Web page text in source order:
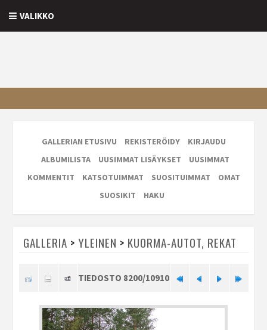
VALIKKO
GALLERIAN ETUSIVU REKISTERÖIDY
KIRJAUDU
ALBUMILISTA
UUSIMMAT LISÄYKSET
UUSIMMAT
KOMMENTIT
KATSOTUIMMAT SUOSITUIMMAT
OMAT
SUOSIKIT
HAKU
GALLERIA > YLEINEN > KUORMA-AUTOT, REKAT
TIEDOSTO 8200/10910